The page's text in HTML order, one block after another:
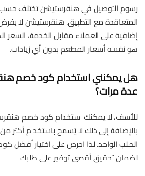
رسوم التوصيل في هنقرستيشن تختلف
المتعاقدة مع التطبيق. هنقرستيشن لا
إضافية على العملاء مقابل الخدمة، السعر
هو نفسه أسعار المطعم بدون أي زيادات.
عدة مرات؟
للأسف، لا يمكنك استخدام كود خصم
بالإضافة إلى ذلك لا يُسمح باستخدام
الطلب الواحد. لذا احرص على اختيار أفضل
لضمان تحقيق أقصى توفير على طلبك.